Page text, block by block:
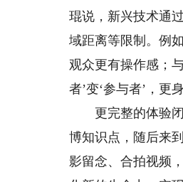
琨说，新兴技术通
域距离等限制。例
观众更有操作感；
者’变‘参与者’，更
更完整的体验闭
博知识点，随后来
影留念、合拍视频